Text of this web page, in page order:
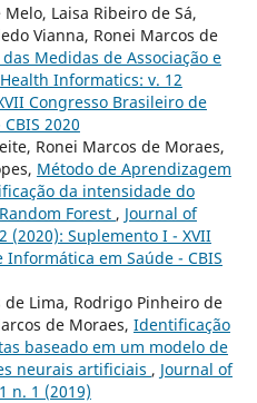
Laisa Ribeiro de Sá,
Vianna, Ronei Marcos de
Medidas de Associação e
Informatics: v. 12
Congresso Brasileiro de
2020
Ronei Marcos de Moraes,
Método de Aprendizagem
da intensidade do
Forest , Journal of
(2020): Suplemento I - XVII
em Saúde - CBIS
Lima, Rodrigo Pinheiro de
de Moraes, Identificação
baseado em um modelo de
neurais artificiais , Journal of
n. 1 (2019)